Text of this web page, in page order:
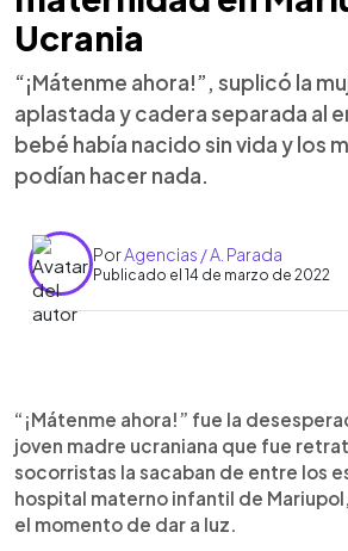
Ucrania
“¡Mátenme ahora!”, suplicó la
aplastada y cadera separada al
bebé había nacido sin vida y los
podían hacer nada.
PorAgencias / A. Parada
Publicado el 14 de marzo de 2022
Escuchar artículo
“¡Mátenme ahora!” fue la
joven madre ucraniana que fue
socorristas la sacaban de entre los
hospital materno infantil de
el momento de dar a luz.